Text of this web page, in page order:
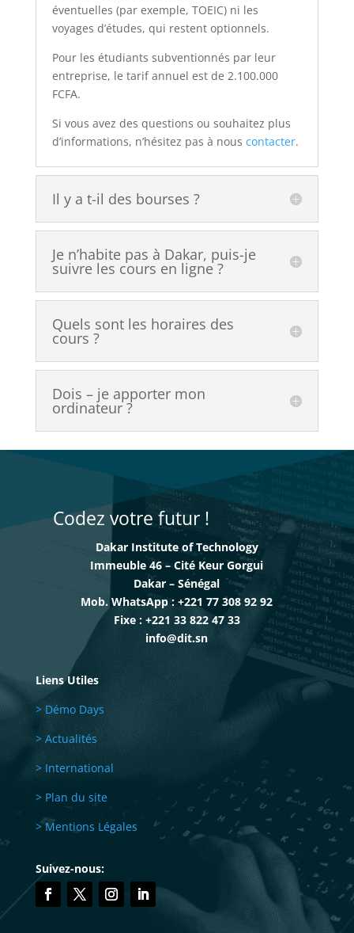
éventuelles (par exemple, TOEIC) ni les
voyages d’études, qui restent optionnels.
Pour les étudiants subventionnés par leur
entreprise, le tarif annuel est de 2.100.000
FCFA.
Si vous avez des questions ou souhaitez plus
d’informations, n’hésitez pas à nous contacter.
Il y a t-il des bourses ?
Je n’habite pas à Dakar, puis-je
suivre les cours en ligne ?
Quels sont les horaires des
cours ?
Dois – je apporter mon
ordinateur ?
Codez votre futur !
Dakar Institute of Technology
Immeuble 46 – Cité Keur Gorgui
Dakar – Sénégal
Mob. WhatsApp : +221 77 308 92 92
Fixe : +221 33 822 47 33
info@dit.sn
Liens Utiles
> Démo Days
> Actualités
> International
> Plan du site
> Mentions Légales
Suivez-nous: